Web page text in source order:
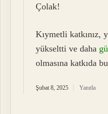
Çolak!
Kıymetli katkınız,
yükseltti ve daha
olmasına katkıda
Şubat 8, 2025 Yanıtla